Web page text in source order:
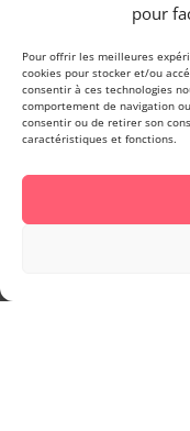
pour
Pour offrir les meilleures
cookies pour stocker et/ou
consentir à ces technologies
comportement de navigation
consentir ou de retirer son
caractéristiques et fonctions.